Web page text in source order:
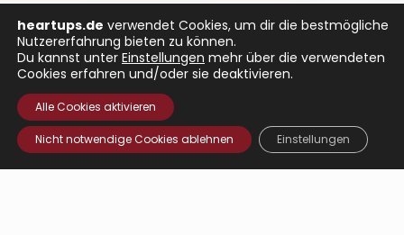
heartups.de verwendet Cookies, um dir die bestmögliche
Nutzererfahrung bieten zu können.
Du kannst unter Einstellungen mehr über die verwendeten
Cookies erfahren und/oder sie deaktivieren.
Alle Cookies aktivieren
Nicht notwendige Cookies ablehnen Einstellungen